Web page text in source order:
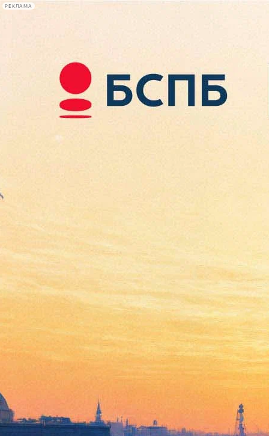
РЕКЛАМА
Сегодня:
2026.08.10
07:54
Афиша Plus